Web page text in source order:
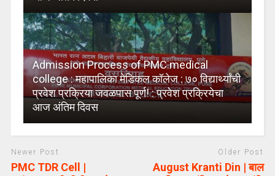
Admission Process of PMC medical
college : महापालिका मेडिकल कॉलेज : ७० विद्यार्थ्यांची
प्रवेश प्रक्रिया जवळपास पूर्ण! : प्रवेश प्रक्रियेचा
आज अंतिम दिवस
Newer Post
PMC TDR Cell |
Older Post
August Kranti Din | बाल